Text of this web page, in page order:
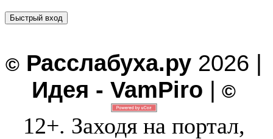
© Расслабуха.ру 2026 |
Идея - VamPiro | ©
12+. Заходя на портал,